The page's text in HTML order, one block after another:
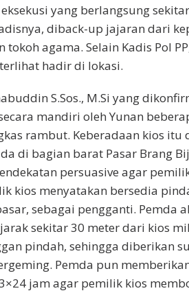
yang berlangsung
diback-up jajaran dari
agama. Selain Kadis Pol
hadir di lokasi.
S.Sos., M.Si yang
mandiri oleh Yunan
rambut. Keberadaan kios itu
di bagian barat Pasar Brang
persuasive agar
kios menyatakan bersedia
sebagai pengganti. Pemda
sekitar 30 meter dari kios
pindah, sehingga diberikan
Pemda pun
jam agar pemilik kios